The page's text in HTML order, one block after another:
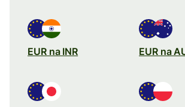
EUR na INR EUR na